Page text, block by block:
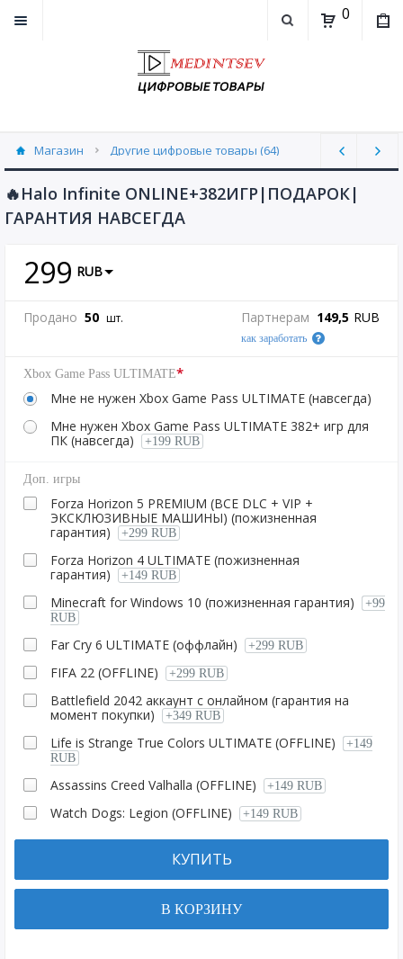
0
Магазин Другие цифровые товары (64)
🔥Halo Infinite ONLINE+382ИГР|ПОДАРОК|
ГАРАНТИЯ НАВСЕГДА
299 RUB
Продано 50 шт. Партнерам 149,5 RUB
как заработать
Xbox Game Pass ULTIMATE*
Мне не нужен Xbox Game Pass ULTIMATE (навсегда)
Мне нужен Xbox Game Pass ULTIMATE 382+ игр для
ПК (навсегда)
+199 RUB
Доп. игры
Forza Horizon 5 PREMIUM (ВСЕ DLC + VIP +
ЭКСКЛЮЗИВНЫЕ МАШИНЫ) (пожизненная
гарантия)
+299 RUB
Forza Horizon 4 ULTIMATE (пожизненная
гарантия)
+149 RUB
Minecraft for Windows 10 (пожизненная гарантия)
+99
RUB
Far Cry 6 ULTIMATE (оффлайн) +299 RUB
FIFA 22 (OFFLINE) +299 RUB
Battlefield 2042 аккаунт с онлайном (гарантия на
момент покупки)
+349 RUB
Life is Strange True Colors ULTIMATE (OFFLINE)
+149
RUB
Assassins Creed Valhalla (OFFLINE) +149 RUB
Watch Dogs: Legion (OFFLINE) +149 RUB
КУПИТЬ
В КОРЗИНУ